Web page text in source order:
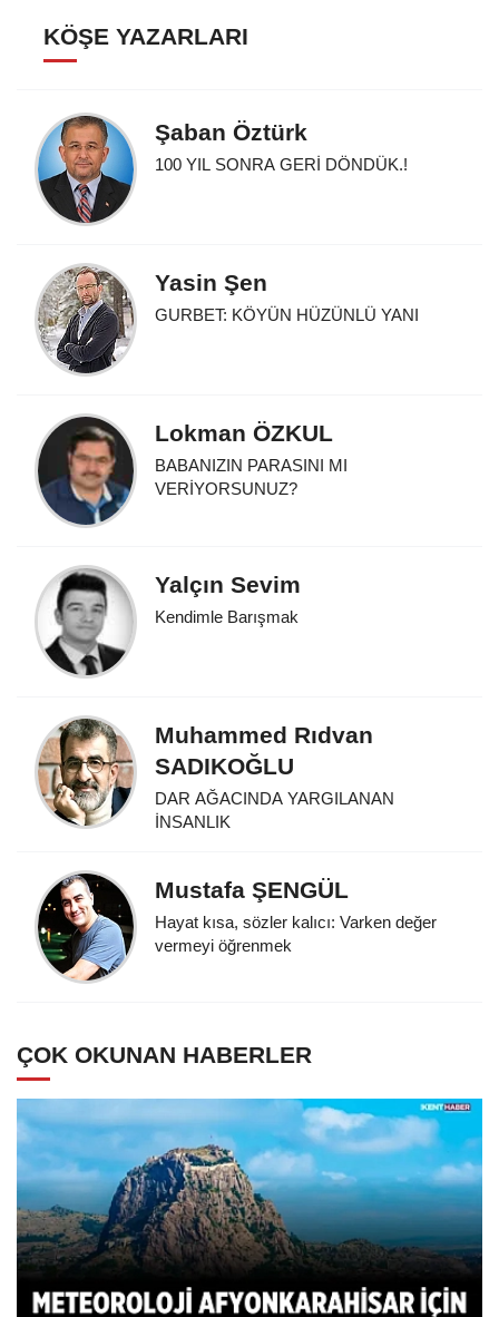
KÖŞE YAZARLARI
Şaban Öztürk
100 YIL SONRA GERİ DÖNDÜK.!
Yasin Şen
GURBET: KÖYÜN HÜZÜNLÜ YANI
Lokman ÖZKUL
BABANIZIN PARASINI MI
VERİYORSUNUZ?
Yalçın Sevim
Kendimle Barışmak
Muhammed Rıdvan
SADIKOĞLU
DAR AĞACINDA YARGILANAN
İNSANLIK
Mustafa ŞENGÜL
Hayat kısa, sözler kalıcı: Varken değer
vermeyi öğrenmek
ÇOK OKUNAN HABERLER